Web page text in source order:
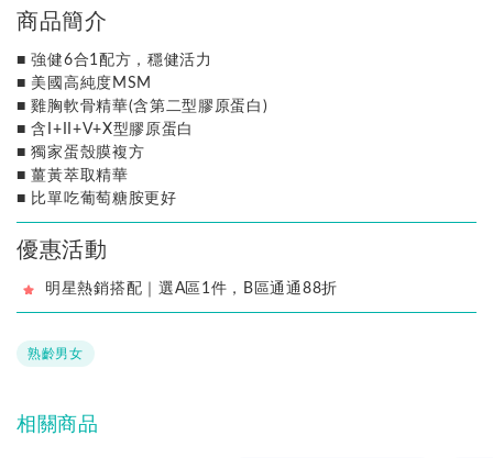
商品簡介
■ 強健6合1配方，穩健活力
■ 美國高純度MSM
■ 雞胸軟骨精華(含第二型膠原蛋白)
■ 含I+II+V+X型膠原蛋白
■ 獨家蛋殼膜複方
■ 薑黃萃取精華
■ 比單吃葡萄糖胺更好
優惠活動
明星熱銷搭配｜選A區1件，B區通通88折
熟齡男女
相關商品